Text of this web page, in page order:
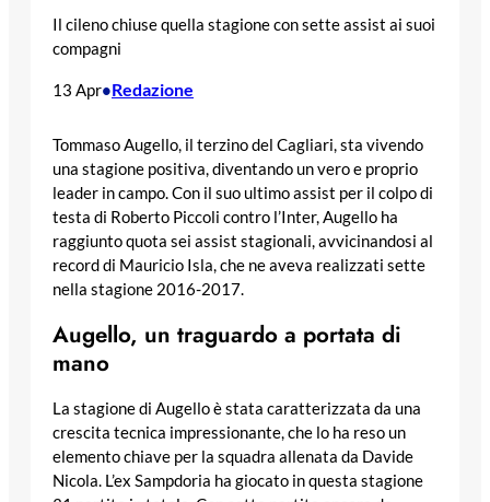
Il cileno chiuse quella stagione con sette assist ai suoi
compagni
13 Apr•Redazione
Tommaso Augello, il terzino del Cagliari, sta vivendo
una stagione positiva, diventando un vero e proprio
leader in campo. Con il suo ultimo assist per il colpo di
testa di Roberto Piccoli contro l’Inter, Augello ha
raggiunto quota sei assist stagionali, avvicinandosi al
record di Mauricio Isla, che ne aveva realizzati sette
nella stagione 2016-2017.
Augello, un traguardo a portata di
mano
La stagione di Augello è stata caratterizzata da una
crescita tecnica impressionante, che lo ha reso un
elemento chiave per la squadra allenata da Davide
Nicola. L’ex Sampdoria ha giocato in questa stagione